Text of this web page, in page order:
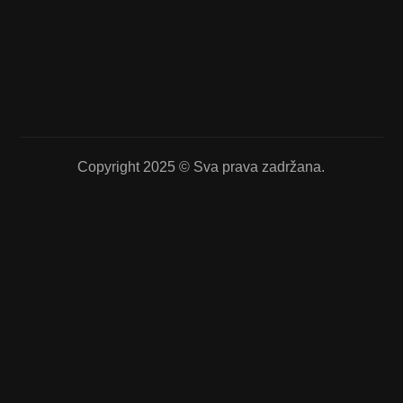
Copyright 2025 © Sva prava zadržana.